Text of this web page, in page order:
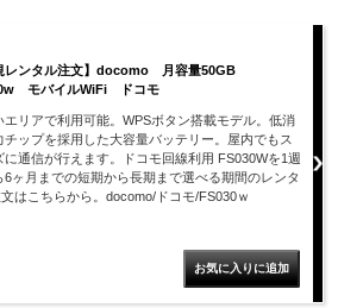
レンタル注文】docomo 月容量50GB
モバイルWiFi ドコモ
エリアで利用可能。WPSボタン搭載モデル。低消
チップを採用した大容量バッテリー。屋内でもス
に通信が行えます。ドコモ回線利用 FS030Wを1週
6ヶ月までの短期から長期まで選べる期間のレンタ
はこちらから。docomo/ドコモ/FS030ｗ